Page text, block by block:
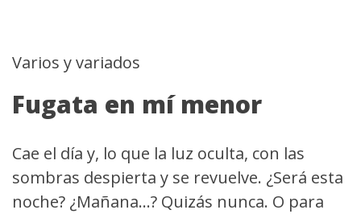
Varios y variados
Fugata en mí menor
Cae el día y, lo que la luz oculta, con las
sombras despierta y se revuelve. ¿Será esta
noche? ¿Mañana...? Quizás nunca. O para